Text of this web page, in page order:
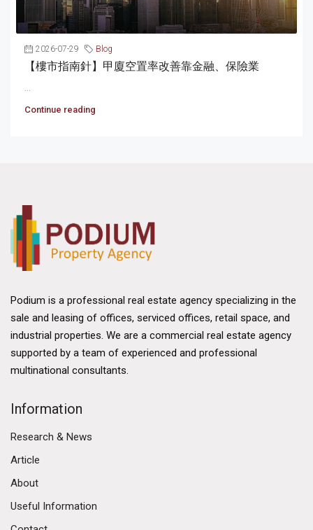
2026-07-29 Blog
【樓市指南針】甲廈空置率改善靠金融、保險業
Continue reading
Podium is a professional real estate agency specializing in the
sale and leasing of offices, serviced offices, retail space, and
industrial properties. We are a commercial real estate agency
supported by a team of experienced and professional
multinational consultants.
Information
Research & News
Article
About
Useful Information